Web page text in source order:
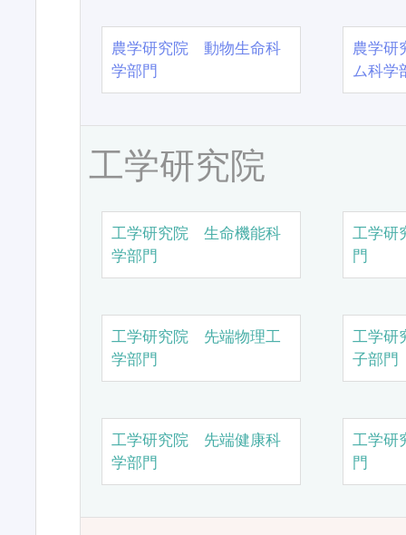
農学研究院 動物生命科
学部門
農学
ム科学
工学研究院
工学研究院 生命機能科
学部門
工学研
門
工学研究院 先端物理工
学部門
工学研
子部門
工学研究院 先端健康科
学部門
工学研
門